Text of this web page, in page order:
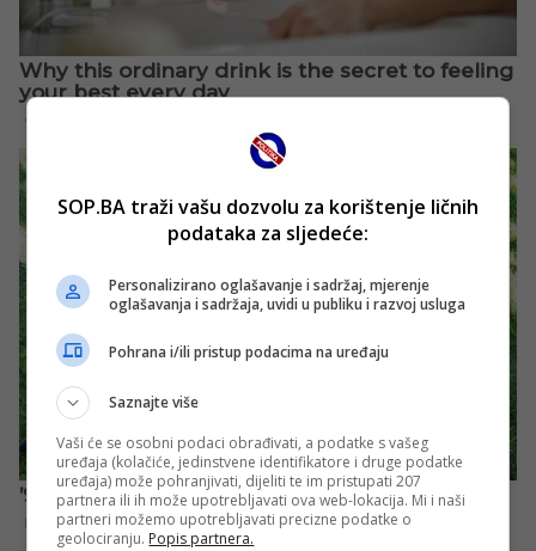
SOP.BA traži vašu dozvolu za korištenje ličnih
podataka za sljedeće:
Personalizirano oglašavanje i sadržaj, mjerenje
oglašavanja i sadržaja, uvidi u publiku i razvoj usluga
Pohrana i/ili pristup podacima na uređaju
Saznajte više
Vaši će se osobni podaci obrađivati, a podatke s vašeg
uređaja (kolačiće, jedinstvene identifikatore i druge podatke
uređaja) može pohranjivati, dijeliti te im pristupati 207
partnera ili ih može upotrebljavati ova web-lokacija. Mi i naši
partneri možemo upotrebljavati precizne podatke o
geolociranju. Popis partnera.